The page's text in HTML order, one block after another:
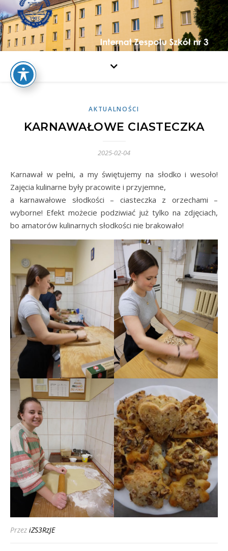
AKTUALNOŚCI
KARNAWAŁOWE CIASTECZKA
2025-02-04
Karnawał w pełni, a my świętujemy na słodko i wesoło!
Zajęcia kulinarne były pracowite i przyjemne,
a karnawałowe słodkości – ciasteczka z orzechami –
wyborne! Efekt możecie podziwiać już tylko na zdjęciach,
bo amatorów kulinarnych słodkości nie brakowało!
Przez iZS3RzJE